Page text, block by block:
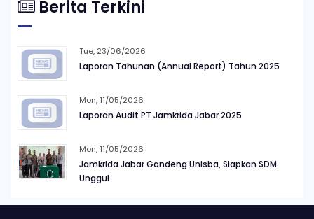
Berita Terkini
Tue, 23/06/2026
Laporan Tahunan (Annual Report) Tahun 2025
Mon, 11/05/2026
Laporan Audit PT Jamkrida Jabar 2025
Mon, 11/05/2026
Jamkrida Jabar Gandeng Unisba, Siapkan SDM
Unggul